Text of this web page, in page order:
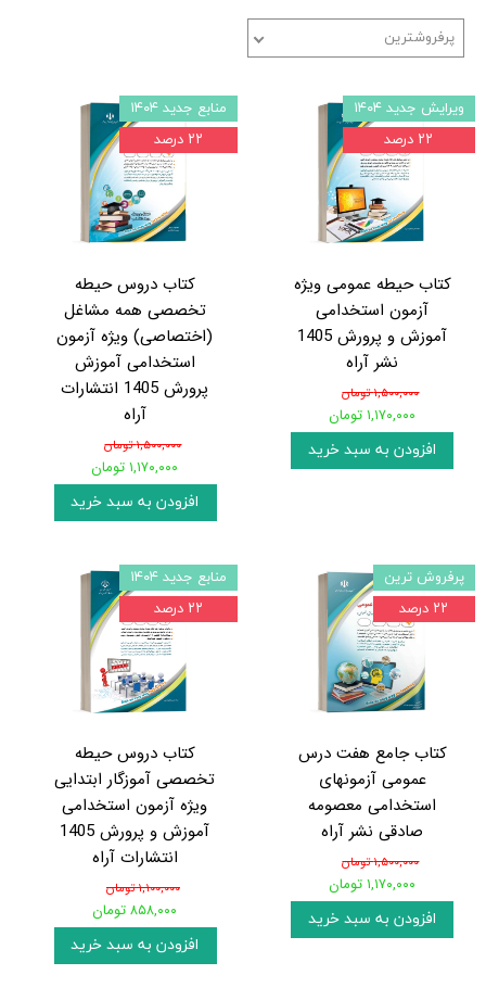
پرفروشترین
کتاب حیطه عمومی ویژه
آزمون استخدامی
آموزش و پرورش 1405
نشر آراه
۱,۵۰۰,۰۰۰ تومان
۱,۱۷۰,۰۰۰ تومان
افزودن به سبد خرید
ویرایش جدید ۱۴۰۴
۲۲ درصد
کتاب دروس حیطه
تخصصی همه مشاغل
(اختصاصی) ویژه آزمون
استخدامی آموزش
پرورش 1405 انتشارات
آراه
۱,۵۰۰,۰۰۰ تومان
۱,۱۷۰,۰۰۰ تومان
افزودن به سبد خرید
منابع جدید ۱۴۰۴
۲۲ درصد
کتاب جامع هفت درس
عمومی آزمونهای
استخدامی معصومه
صادقی نشر آراه
۱,۵۰۰,۰۰۰ تومان
۱,۱۷۰,۰۰۰ تومان
افزودن به سبد خرید
پرفروش ترین
۲۲ درصد
کتاب دروس حیطه
تخصصی آموزگار ابتدایی
ویژه آزمون استخدامی
آموزش و پرورش 1405
انتشارات آراه
۱,۱۰۰,۰۰۰ تومان
۸۵۸,۰۰۰ تومان
افزودن به سبد خرید
منابع جدید ۱۴۰۴
۲۲ درصد